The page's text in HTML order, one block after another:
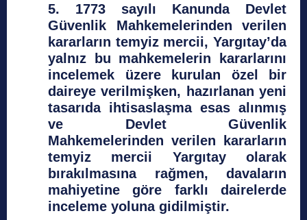
5. 1773 sayılı Kanunda Devlet
Güvenlik Mahkemelerinden verilen
kararların temyiz mercii, Yargıtay’da
yalnız bu mahkemelerin kararlarını
incelemek üzere kurulan özel bir
daireye verilmişken, hazırlanan yeni
tasarıda ihtisaslaşma esas alınmış
ve Devlet Güvenlik
Mahkemelerinden verilen kararların
temyiz mercii Yargıtay olarak
bırakılmasına rağmen, davaların
mahiyetine göre farklı dairelerde
inceleme yoluna gidilmiştir.